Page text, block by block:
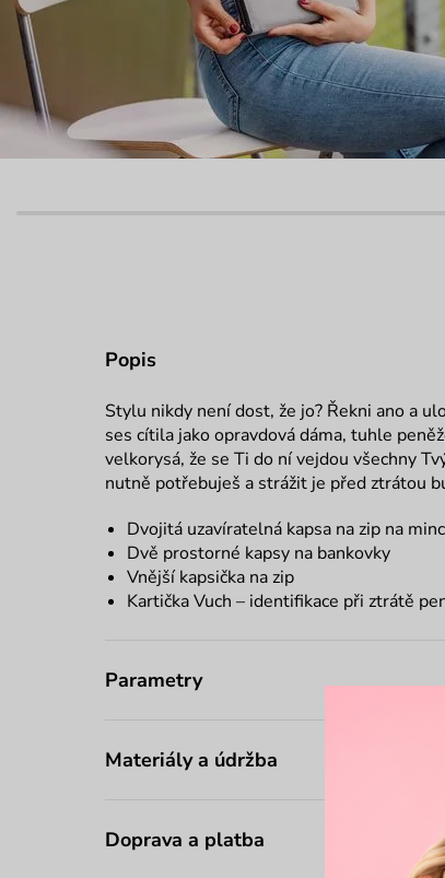
Popis
Stylu nikdy není dost, že jo? Řekni ano a
ses cítila jako opravdová dáma, tuhle
velkorysá, že se Ti do ní vejdou všechny
nutně potřebuješ a strážit je před ztrátou
Dvojitá uzavíratelná kapsa na zip na
Dvě prostorné kapsy na bankovky
Vnější kapsička na zip
Kartička Vuch – identifikace při ztrátě
Parametry
Materiály a údržba
Doprava a platba